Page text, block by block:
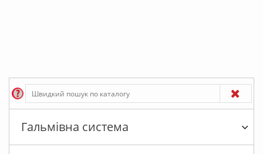
Гальмівна система